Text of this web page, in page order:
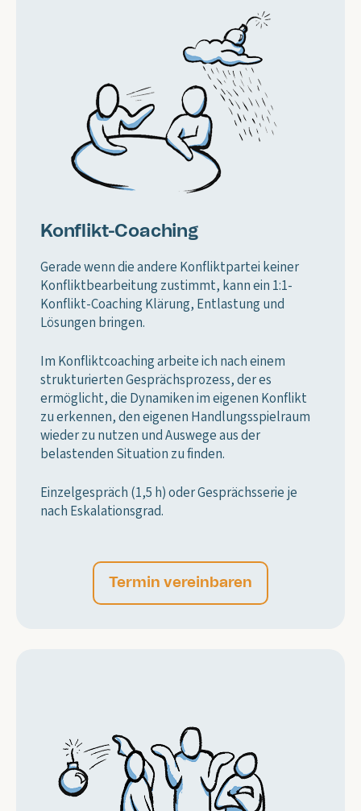
Konflikt-Coaching
Gerade wenn die andere Konfliktpartei keiner
Konfliktbearbeitung zustimmt, kann ein 1:1-
Konflikt-Coaching Klärung, Entlastung und
Lösungen bringen.
Im Konfliktcoaching arbeite ich nach einem
strukturierten Gesprächsprozess, der es
ermöglicht, die Dynamiken im eigenen Konflikt
zu erkennen, den eigenen Handlungsspielraum
wieder zu nutzen und Auswege aus der
belastenden Situation zu finden.
Einzelgespräch (1,5 h) oder Gesprächsserie je
nach Eskalationsgrad.
Termin vereinbaren